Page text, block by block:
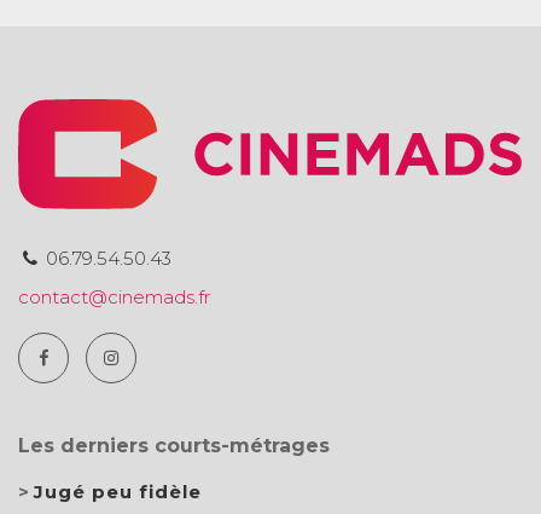
06.79.54.50.43
contact@cinemads.fr
Les derniers courts-métrages
Jugé peu fidèle